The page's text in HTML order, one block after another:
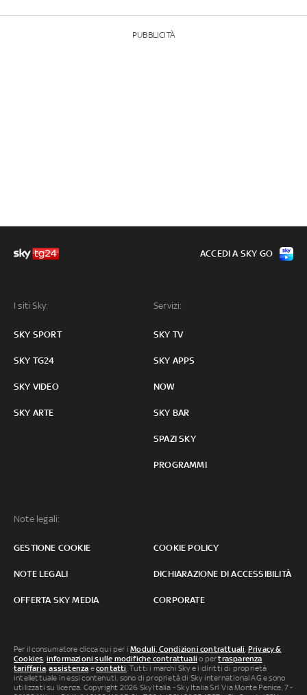
PUBBLICITÀ
I siti Sky:
SKY SPORT
SKY TG24
SKY VIDEO
SKY ARTE
Servizi:
SKY TV
SKY APPS
NOW
SKY BAR
SPAZI SKY
PROGRAMMI
Note legali:
GESTIONE COOKIE COOKIE POLICY
NOTE LEGALI DICHIARAZIONE DI ACCESSIBILITÀ
OFFERTA SKY MEDIA CORPORATE
ACCEDI A SKY GO
Per il consumatore clicca qui per iModuli, Condizioni contrattuali, Privacy &
Cookies, informazioni sulle modifiche contrattuali o pertrasparenza
tariffaria,assistenza econtatti. Tutti i marchi Sky e i diritti di proprietà
intellettuale in essi contenuti, sono di proprietà di Sky international AG e sono
utilizzati su licenza. Copyright 2026 Sky Italia - Sky Italia Srl Via Monte Penice, 7 -